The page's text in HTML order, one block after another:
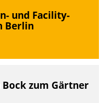
und Facility-
Berlin
zum Gärtner